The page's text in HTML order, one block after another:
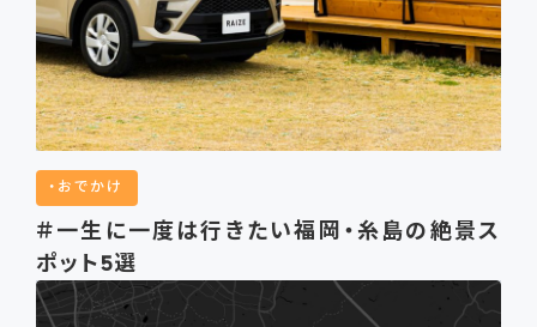
おでかけ
＃一生に一度は行きたい福岡・糸島の絶景ス
ポット5選